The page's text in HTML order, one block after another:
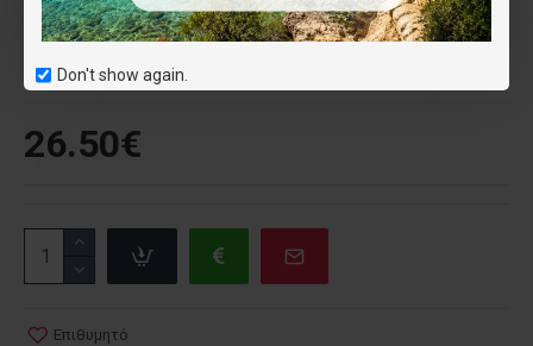
Don't show again.
National
26.50€
Επιθυμητό